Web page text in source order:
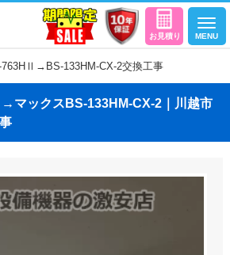
133HM-CX-2交換工事
マックスBS-133HM-CX-2｜川越市